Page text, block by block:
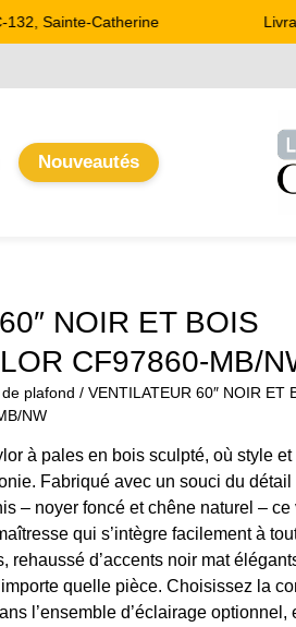
Sainte-Catherine
Nouveautés
NOIR ET BOIS
CF97860-MB/
plafond / VENTILATEUR 60″ NOIR ET
NW
à pales en bois sculpté, où style
Fabriqué avec un souci du
– noyer foncé et chêne naturel – ce
qui s’intègre facilement à
rehaussé d’accents noir mat
quelle pièce. Choisissez la
l’ensemble d’éclairage optionnel,